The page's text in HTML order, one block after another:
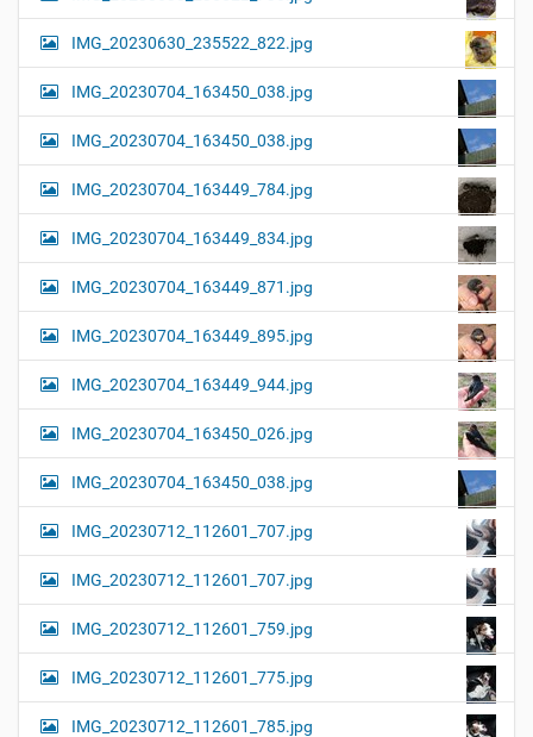
IMG_20230630_235522_822.jpg
IMG_20230704_163450_038.jpg
IMG_20230704_163450_038.jpg
IMG_20230704_163449_784.jpg
IMG_20230704_163449_834.jpg
IMG_20230704_163449_871.jpg
IMG_20230704_163449_895.jpg
IMG_20230704_163449_944.jpg
IMG_20230704_163450_026.jpg
IMG_20230704_163450_038.jpg
IMG_20230712_112601_707.jpg
IMG_20230712_112601_707.jpg
IMG_20230712_112601_759.jpg
IMG_20230712_112601_775.jpg
IMG_20230712_112601_785.jpg